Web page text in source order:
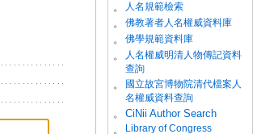
。 人名規範檢索
。 佛教著者人名權威資料庫
。 佛學規範資料庫
。
人名權威明清人物傳記資料
查詢
。
國立故宮博物院清代檔案人
名權威資料查詢
。
CiNii Author Search
。
Library of Congress